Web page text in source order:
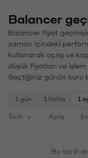
Balancer
Balancer fiyat
zaman içindeki
kullanarak açılış ve
düşük fiyatları ve
Seçtiğiniz günün kuru
1 gün 1 hafta 1
Tarih Açılış
Bu tarih